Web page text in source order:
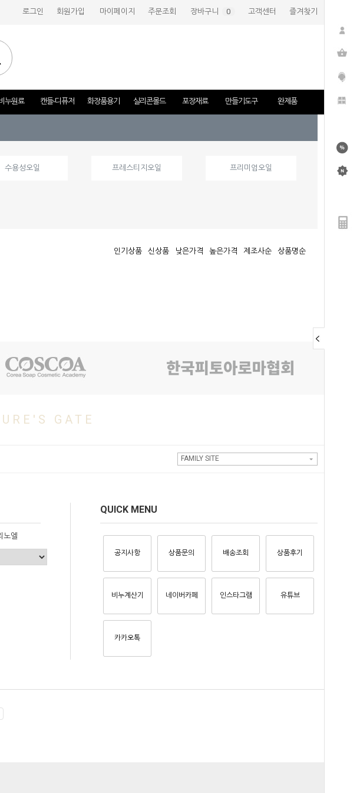
로그인 회원가입 마이페이지 주문조회 장바구니 0 고객센터 즐겨찾기
누원료 캔들-디퓨저 화장품용기 실리콘몰드 포장재료 만들기도구 완제품
수용성오일 프레스티지오일 프리미엄오일
인기상품 신상품 낮은가격 높은가격 제조사순 상품명순
GATE
FAMILY SITE
노엘
QUICK MENU
공지사항 상품문의 배송조회 상품후기
비누계산기 네이버카페 인스타그램 유튜브
카카오톡